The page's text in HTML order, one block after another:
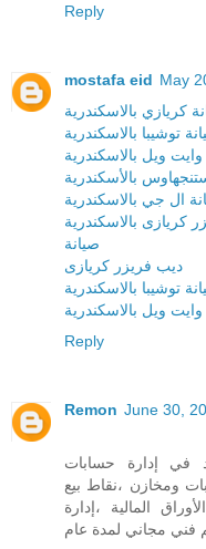
Reply
mostafa eid May
كريازي بالاسكندرية
توشيبا بالاسكندرية
ويل بالاسكندرية
بالأسكندرية
ال جي بالاسكندرية
كريازى بالاسكندرية
صيانة
ديب فريزر كريازى
توشيبا بالاسكندرية
ويل بالاسكندرية
Reply
Remon June 30,
في إدارة حسابات
ومخازن ،نقاط بيع
المالية ،إدارة